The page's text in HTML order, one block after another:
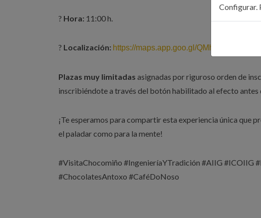
? Hora: 11:00 h.
? Localización: https://maps.app.goo.gl/
Plazas muy limitadas asignadas por riguroso orden de
inscribiéndote a través del botón habilitado al efecto antes
¡Te esperamos para compartir esta experiencia única que
el paladar como para la mente!
#VisitaChocomiño #IngenieríaYTradición #AIIG #ICOIIG
#ChocolatesAntoxo #CaféDoNoso
Configurar.